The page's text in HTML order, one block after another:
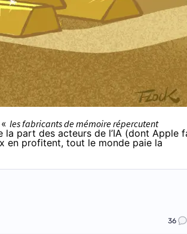
les fabricants de mémoire répercutent
part des acteurs de l’IA (dont Apple
en profitent, tout le monde paie la
36